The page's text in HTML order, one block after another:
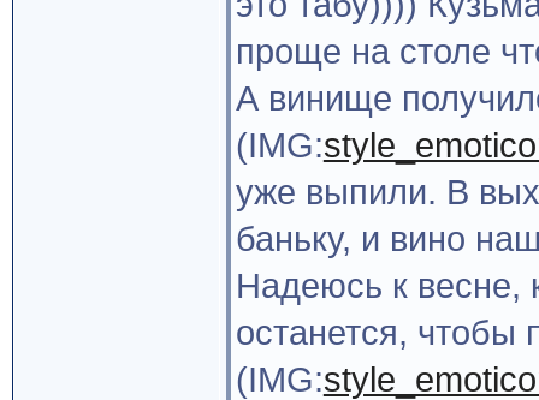
проще на столе
А винище
(IMG:
уже выпили. В
баньку, и вино
Надеюсь к весне,
останется, чтобы
(IMG: